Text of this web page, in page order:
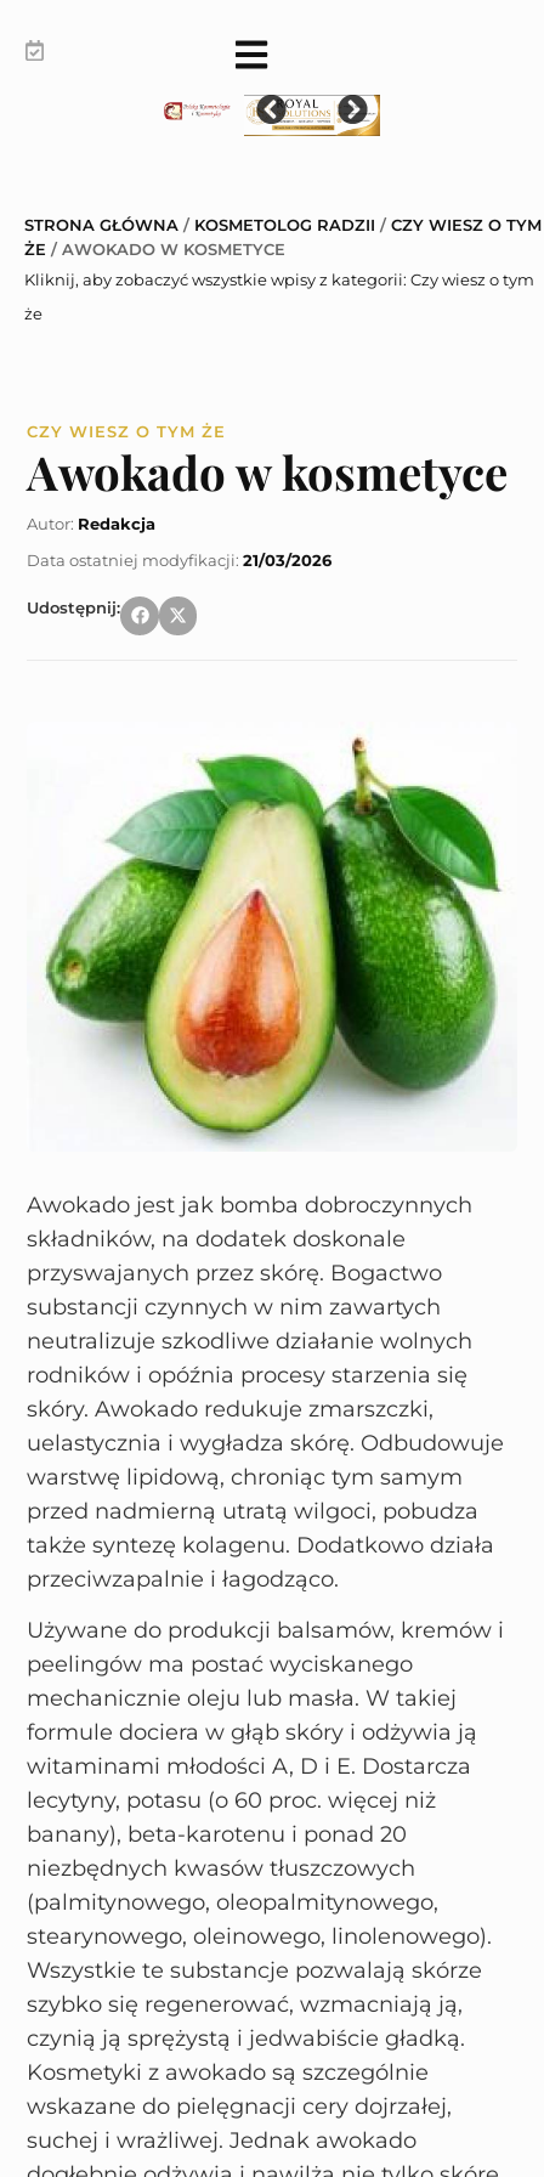
STRONA GŁÓWNA / KOSMETOLOG RADZII /CZY WIESZ O TYM
ŻE /AWOKADO W KOSMETYCE
Kliknij, aby zobaczyć wszystkie wpisy z kategorii: Czy wiesz o tym
że
CZY WIESZ O TYM ŻE
Awokado w kosmetyce
Autor: Redakcja
21/03/2026
Udostępnij:
Awokado jest jak bomba dobroczynnych
składników, na dodatek doskonale
przyswajanych przez skórę. Bogactwo
substancji czynnych w nim zawartych
neutralizuje szkodliwe działanie wolnych
rodników i opóźnia procesy starzenia się
skóry. Awokado redukuje zmarszczki,
uelastycznia i wygładza skórę. Odbudowuje
warstwę lipidową, chroniąc tym samym
przed nadmierną utratą wilgoci, pobudza
także syntezę kolagenu. Dodatkowo działa
przeciwzapalnie i łagodząco.
Używane do produkcji balsamów, kremów i
peelingów ma postać wyciskanego
mechanicznie oleju lub masła. W takiej
formule dociera w głąb skóry i odżywia ją
witaminami młodości A, D i E. Dostarcza
lecytyny, potasu (o 60 proc. więcej niż
banany), beta-karotenu i ponad 20
niezbędnych kwasów tłuszczowych
(palmitynowego, oleopalmitynowego,
stearynowego, oleinowego, linolenowego).
Wszystkie te substancje pozwalają skórze
szybko się regenerować, wzmacniają ją,
czynią ją sprężystą i jedwabiście gładką.
Kosmetyki z awokado są szczególnie
wskazane do pielęgnacji cery dojrzałej,
suchej i wrażliwej. Jednak awokado